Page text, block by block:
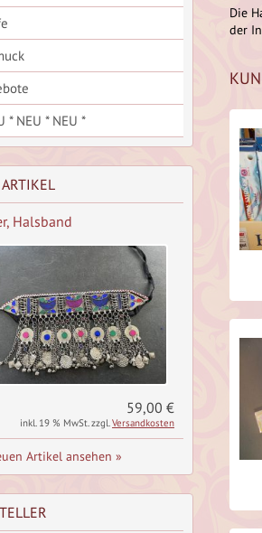
Die
der
* NEU * NEU *
Halsband
59,00 €
inkl. 19 % MwSt. zzgl.Versandkosten
Artikel ansehen »